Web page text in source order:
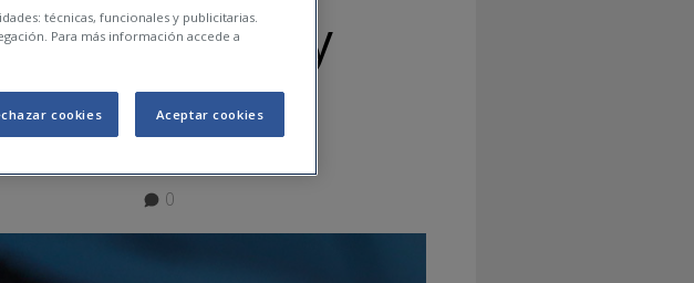
aparece y
0
técnicas, funcionales y publicitarias.
Para más información accede a
cookies Aceptar cookies